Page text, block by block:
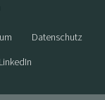
Datenschutz
LinkedIn